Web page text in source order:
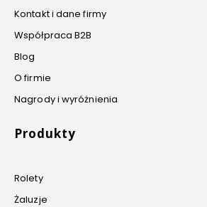
Kontakt i dane firmy
Współpraca B2B
Blog
O firmie
Nagrody i wyróżnienia
Produkty
Rolety
Żaluzje